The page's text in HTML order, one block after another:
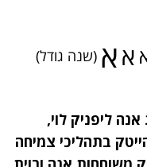
אא (שנה גודל)
ליפניק לוי,
בתהליכי צמיחה